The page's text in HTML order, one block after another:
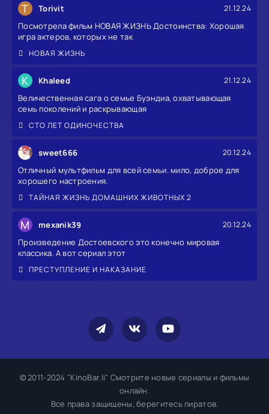
T Torivit 21.12.24
Посмотрела фильм НОВАЯ ЖИЗНЬ Достоинства: Хорошая
игра актеров, которых не так
НОВАЯ ЖИЗНЬ
K Khaleed 21.12.24
Величественная сага о семье Буэндиа, охватывающая
семь поколений и раскрывающая
СТО ЛЕТ ОДИНОЧЕСТВА
sweet666 20.12.24
Отличный мультфильм для всей семьи. мило, доброе для
хорошего настроения.
ТАЙНАЯ ЖИЗНЬ ДОМАШНИХ ЖИВОТНЫХ 2
M mexanik39 20.12.24
Произведение Достоевского это конечно мировая
классика. А вот сериал этот
ПРЕСТУПЛЕНИЕ И НАКАЗАНИЕ
© 2011-2024 "KinoBar.li" Смотрите новые сериалы и фильмы
онлайн.
Все права защищены, берегитесь пиратов.